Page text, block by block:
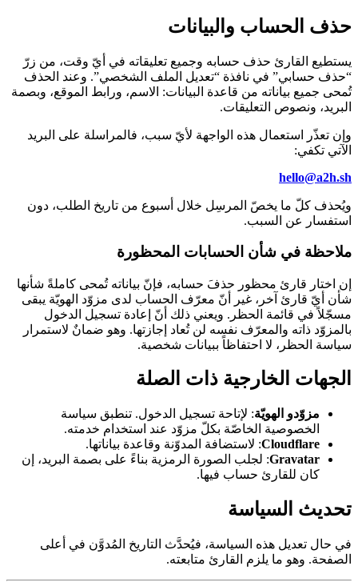
حذف الحساب والبيانات
يستطيع القارئ حذف حسابه وجميع تعليقاته في أيّ وقت، من زرّ
“حذف حسابي” في نافذة “تعديل الملف الشخصي”. وعند الحذف
تُمحى جميع بياناته من قاعدة البيانات: الاسم، ورابط الموقع، وبصمة
البريد، ونصوص التعليقات.
وإن تعذّر استعمال هذه الواجهة لأيّ سبب، فالمراسلة على البريد
الآتي تكفي:
hello@a2h.sh
ويُحذف كلّ ما يخصّ المرسِل خلال أسبوع من تاريخ الطلب، دون
استفسار عن السبب.
ملاحظة في شأن الحسابات المحظورة
إن اختار قارئ محظور حذفَ حسابه، فإنّ بياناته تُمحى كاملةً شأنها
شأن أيّ قارئ آخر، غير أنّ معرّف الحساب لدى مزوّد الهويّة يبقى
مسجّلاً في قائمة الحظر. ويعني ذلك أنّ إعادة تسجيل الدخول
بالمزوّد ذاته والمعرّف نفسه لن تُعاد إجازتها. وهو ضمانٌ لاستمرار
سياسة الحظر، لا احتفاظاً ببيانات شخصية.
الجهات الخارجية ذات الصلة
مزوّدو الهويّة: لإتاحة تسجيل الدخول. تنطبق سياسة
الخصوصية الخاصّة بكلّ مزوّد عند استخدام خدمته.
Cloudflare: لاستضافة المدوّنة وقاعدة بياناتها.
Gravatar: لجلب الصورة الرمزية بناءً على بصمة البريد، إن
كان للقارئ حساب فيها.
تحديث السياسة
في حال تعديل هذه السياسة، فيُحدَّث التاريخ المُدوَّن في أعلى
الصفحة. وهو ما يلزم القارئ متابعته.